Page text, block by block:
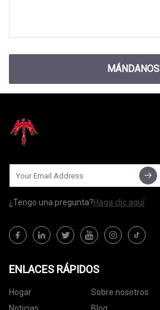
MÁNDANOS
¿Tengo una pregunta?Haga clic aquí
ENLACES RÁPIDOS
Hogar Sobre nosotros